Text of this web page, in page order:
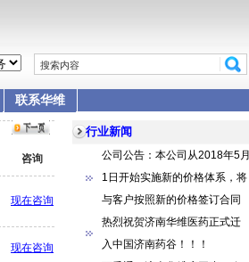
联系华维
行业新闻
公司公告：本公司从2018年5月
1日开始实施新的价格体系，将
与客户按照新的价格签订合同
热烈祝贺济南华维医药正式迁
入中国济南药谷！！！
咨询
现在咨询
现在咨询